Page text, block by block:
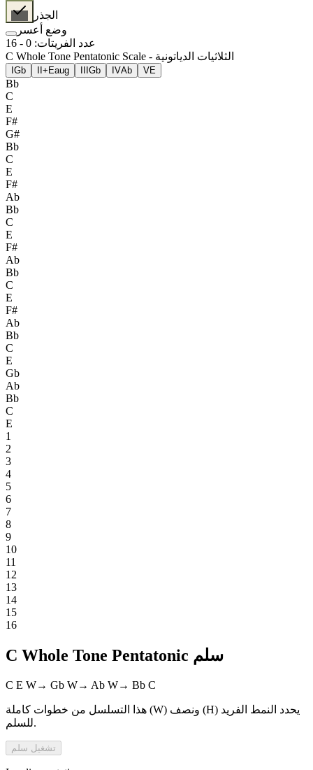
الجذر
وضع أعسر
عدد الفريتات:
0
-
16
C Whole Tone Pentatonic Scale - الثلاثيات الدياتونية
Gb II+ Eaug Gb IVAb VE
Bb
C
E
F#
G#
Bb
C
E
F#
Ab
Bb
C
E
F#
Ab
Bb
C
E
F#
Ab
Bb
C
E
Gb
Ab
Bb
C
E
1
2
3
4
5
6
7
8
9
10
11
12
13
14
15
16
C Whole Tone Pentatonic سلم
C E W→ Gb W→ Ab W→ Bb C
هذا التسلسل من خطوات كاملة (W) ونصف (H) يحدد النمط الفريد
للسلم.
تشغيل سلم